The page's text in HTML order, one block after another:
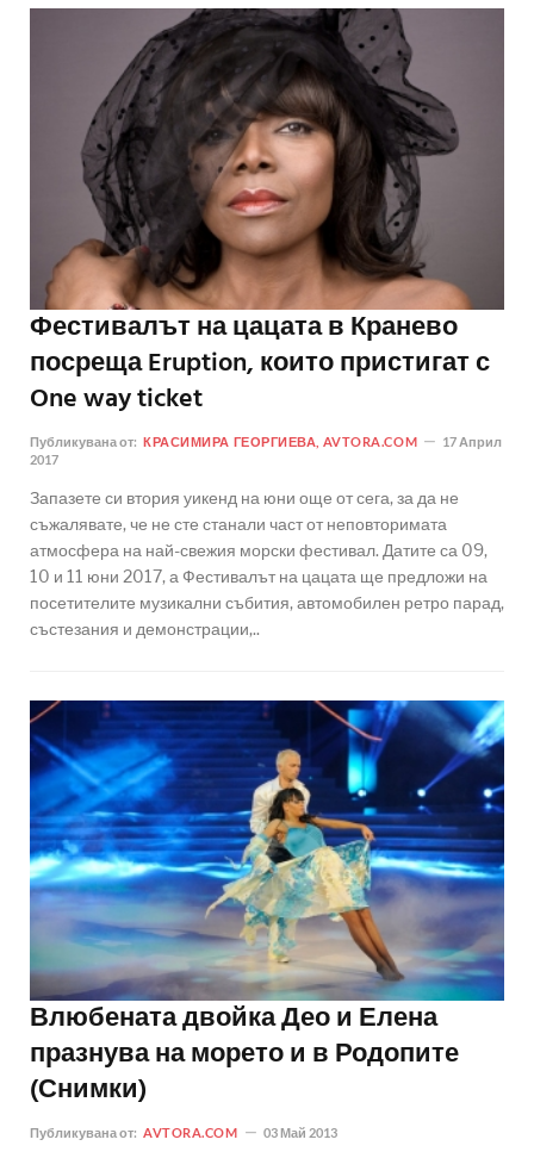
Фестивалът на цацата в Кранево
посреща Eruption, които пристигат с
One way ticket
Публикувана от: КРАСИМИРА ГЕОРГИЕВА, AVTORA.COM
17 Април
2017
Запазете си втория уикенд на юни още от сега, за да не
съжалявате, че не сте станали част от неповторимата
атмосфера на най-свежия морски фестивал. Датите са 09,
10 и 11 юни 2017, а Фестивалът на цацата ще предложи на
посетителите музикални събития, автомобилен ретро парад,
състезания и демонстрации,..
Влюбената двойка Део и Елена
празнува на морето и в Родопите
(Снимки)
Публикувана от: AVTORA.COM 03 Май 2013